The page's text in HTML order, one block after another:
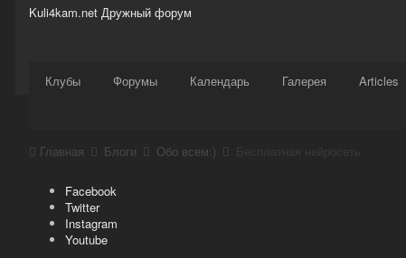
Kuli4kam.net Дружный форум
Сайт
Клубы Форумы Календарь Галерея Articles
Активность Support Магазин
Главная Блоги Обо всем:)
Facebook
Twitter
Instagram
Youtube